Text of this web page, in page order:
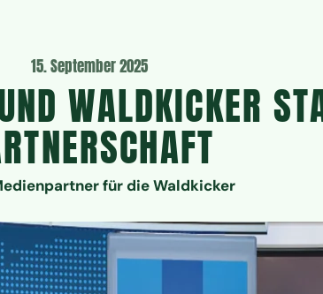
15. September 2025
WALDKICKER
für die Waldkicker